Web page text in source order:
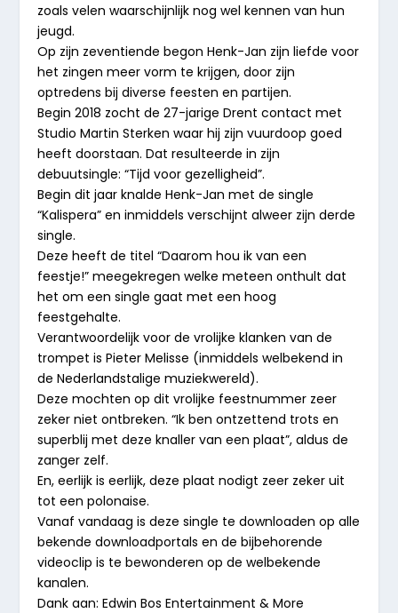
zoals velen waarschijnlijk nog wel kennen van hun
jeugd.
Op zijn zeventiende begon Henk-Jan zijn liefde voor
het zingen meer vorm te krijgen, door zijn
optredens bij diverse feesten en partijen.
Begin 2018 zocht de 27-jarige Drent contact met
Studio Martin Sterken waar hij zijn vuurdoop goed
heeft doorstaan. Dat resulteerde in zijn
debuutsingle: “Tijd voor gezelligheid”.
Begin dit jaar knalde Henk-Jan met de single
“Kalispera” en inmiddels verschijnt alweer zijn derde
single.
Deze heeft de titel “Daarom hou ik van een
feestje!” meegekregen welke meteen onthult dat
het om een single gaat met een hoog
feestgehalte.
Verantwoordelijk voor de vrolijke klanken van de
trompet is Pieter Melisse (inmiddels welbekend in
de Nederlandstalige muziekwereld).
Deze mochten op dit vrolijke feestnummer zeer
zeker niet ontbreken. “Ik ben ontzettend trots en
superblij met deze knaller van een plaat”, aldus de
zanger zelf.
En, eerlijk is eerlijk, deze plaat nodigt zeer zeker uit
tot een polonaise.
Vanaf vandaag is deze single te downloaden op alle
bekende downloadportals en de bijbehorende
videoclip is te bewonderen op de welbekende
kanalen.
Dank aan: Edwin Bos Entertainment & More